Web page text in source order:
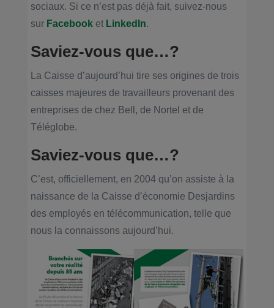
sociaux. Si ce n’est pas déjà fait, suivez-nous
sur Facebooket LinkedIn.
Saviez-vous que…?
La Caisse d’aujourd’hui tire ses origines de trois
caisses majeures de travailleurs provenant des
entreprises de chez Bell, de Nortel et de
Téléglobe.
Saviez-vous que…?
C’est, officiellement, en 2004 qu’on assiste à la
naissance de la Caisse d’économie Desjardins
des employés en télécommunication, telle que
nous la connaissons aujourd’hui.